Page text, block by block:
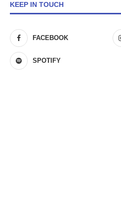
KEEP IN TOUCH
FACEBOOK
SPOTIFY